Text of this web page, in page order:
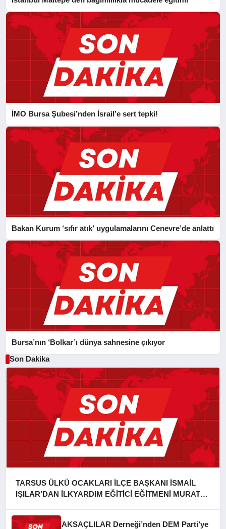
İMO Bursa Şubesi’nden İsrail’e sert tepki!
Bakan Kurum ‘sıfır atık’ uygulamalarını Cenevre’de anlattı
Bursa’nın ‘Bolkar’ı dünya sahnesine çıkıyor
Son Dakika
TARSUS ÜLKÜ OCAKLARI İLÇE BAŞKANI İSMAİL
IŞILAR’DAN İLKYARDIM EĞİTİCİ EĞİTMENİ MURAT
AKSAÇLILAR Derneği’nden DEM Parti’ye